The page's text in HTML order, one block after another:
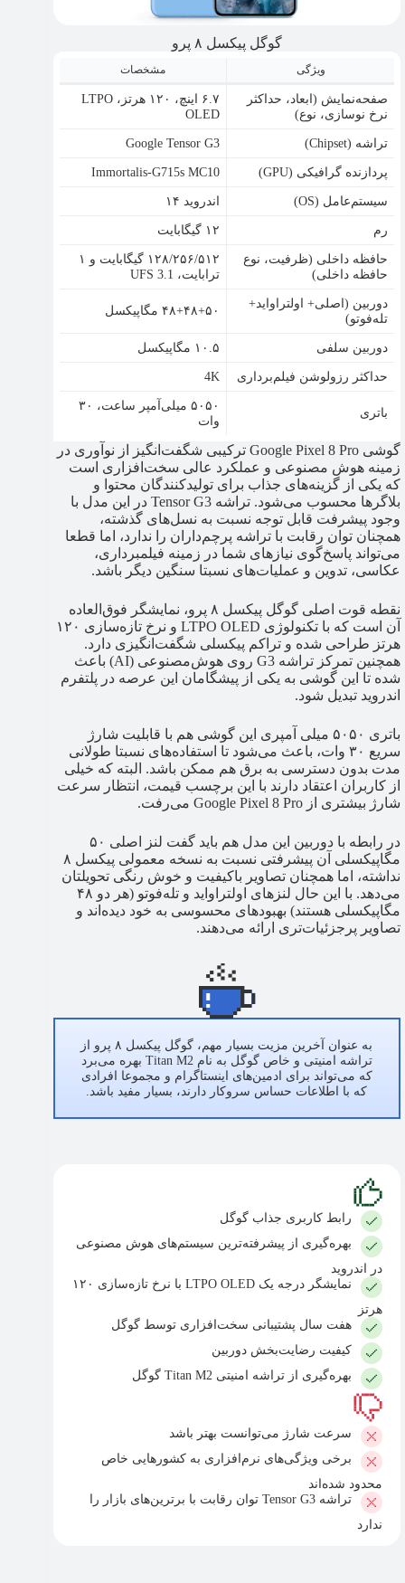
گوگل پیکسل ۸ پرو
ویژگی مشخصات
صفحه‌نمایش (ابعاد، حداکثر
نرخ نوسازی، نوع)
۶.۷ اینچ، ۱۲۰ هرتز، LTPO
OLED
تراشه (Chipset)
Google Tensor G3
پردازنده گرافیکی (GPU)
Immortalis-G715s MC10
سیستم‌عامل (OS)
اندروید ۱۴
رم
۱۲ گیگابایت
حافظه داخلی (ظرفیت، نوع
حافظه داخلی)
۱۲۸/۲۵۶/۵۱۲ گیگابایت و ۱
ترابایت، UFS 3.1
دوربین (اصلی+ اولتراواید+
تله‌‌فوتو)
۴۸+۴۸+۵۰ مگاپیکسل
دوربین سلفی
۱۰.۵ مگاپیکسل
حداکثر رزولوشن فیلم‌برداری
4K
باتری
۵۰۵۰ میلی‌آمپر ساعت، ۳۰
وات
گوشی Google Pixel 8 Pro ترکیبی شگفت‌انگیز از نوآوری در
زمینه هوش مصنوعی و عملکرد عالی سخت‌افزاری است
که یکی از گزینه‌های جذاب برای تولیدکنندگان محتوا و
بلاگرها محسوب می‌شود. تراشه Tensor G3 در این مدل با
وجود پیشرفت قابل توجه نسبت به نسل‌های گذشته،
همچنان توان رقابت با تراشه پرچم‌داران را ندارد، اما قطعا
می‌تواند پاسخ‌گوی نیازهای شما در زمینه فیلمبرداری،
عکاسی، تدوین و عملیات‌های نسبتا سنگین دیگر باشد.
نقطه قوت اصلی گوگل پیکسل ۸ پرو، نمایشگر فوق‌العاده
آن است که با تکنولوژی LTPO OLED و نرخ تازه‌سازی ۱۲۰
هرتز طراحی شده و تراکم پیکسلی شگفت‌انگیزی دارد.
همچنین تمرکز تراشه G3 روی هوش‌مصنوعی (AI) باعث
شده تا این گوشی به یکی از پیشگامان این عرصه در پلتفرم
اندروید تبدیل شود.
باتری ۵۰۵۰ میلی آمپری این گوشی هم با قابلیت شارژ
سریع ۳۰ وات، باعث می‌شود تا استفاده‌های نسبتا طولانی
مدت بدون دسترسی به برق هم ممکن باشد. البته که خیلی
از کاربران اعتقاد دارند با این برچسب قیمت، انتظار سرعت
شارژ بیشتری از Google Pixel 8 Pro می‌رفت.
در رابطه با دوربین این مدل هم باید گفت لنز اصلی ۵۰
مگاپیکسلی آن پیشرفتی نسبت به نسخه معمولی پیکسل ۸
نداشته، اما همچنان تصاویر باکیفیت و خوش رنگی تحویلتان
می‌دهد. با این حال لنزهای اولتراواید و تله‌فوتو (هر دو ۴۸
مگاپیکسلی هستند) بهبودهای محسوسی به خود دیده‌اند و
تصاویر پرجزئيات‌تری ارائه می‌دهند.
به عنوان آخرین مزیت بسیار مهم، گوگل پیکسل ۸ پرو از
تراشه امنیتی و خاص گوگل به نام Titan M2 بهره می‌برد
که می‌تواند برای ادمین‌های اینستاگرام و مجموعا افرادی
که با اطلاعات حساس سروکار دارند، بسیار مفید باشد.
رابط کاربری جذاب گوگل
بهره‌گیری از پیشرفته‌ترین سیستم‌های هوش مصنوعی
در اندروید
نمایشگر درجه یک LTPO OLED با نرخ تازه‌سازی ۱۲۰
هرتز
هفت سال پشتیبانی سخت‌افزاری توسط گوگل
کیفیت رضایت‌بخش دوربین
بهره‌گیری از تراشه امنیتی Titan M2 گوگل
سرعت شارژ می‌توانست بهتر باشد
برخی ویژگی‌های نرم‌افزاری به کشورهایی خاص
محدود شده‌اند
تراشه Tensor G3 توان رقابت با برترین‌های بازار را
ندارد